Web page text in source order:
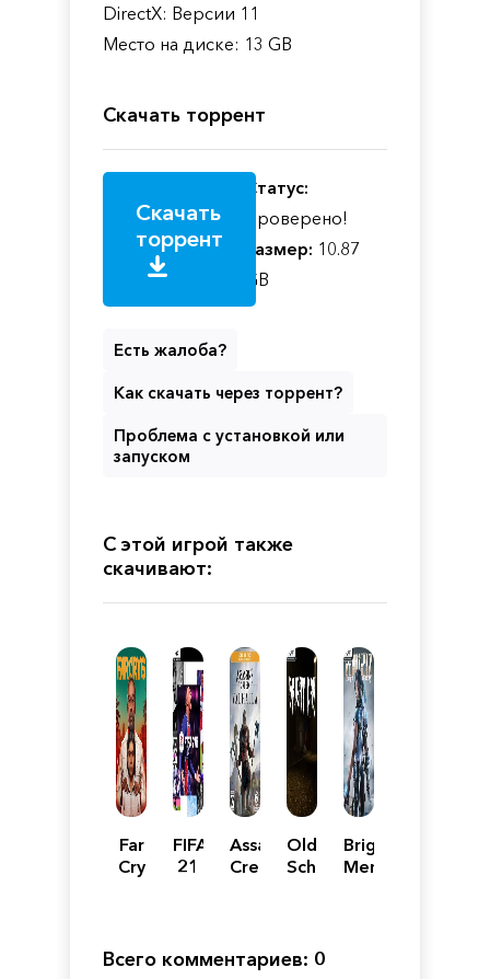
DirectX: Версии 11
Место на диске: 13 GB
Скачать торрент
Скачать
торрент
Статус:
Проверено!
Размер: 10.87
GB
Есть жалоба?
Как скачать через торрент?
Проблема с установкой или
запуском
С этой игрой также
скачивают:
Far
Cry
FIFA
21
Assassin's
Creed
Edition
Old
School
Bright
Bright
Memory
Всего комментариев: 0